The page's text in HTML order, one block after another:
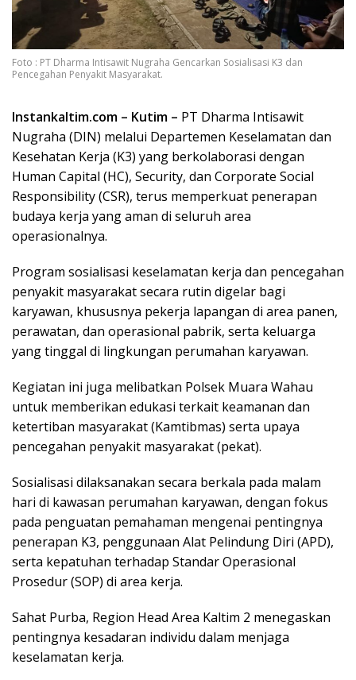
Foto : PT Dharma Intisawit Nugraha Gencarkan Sosialisasi K3 dan
Pencegahan Penyakit Masyarakat.
Instankaltim.com – Kutim – PT Dharma Intisawit
Nugraha (DIN) melalui Departemen Keselamatan dan
Kesehatan Kerja (K3) yang berkolaborasi dengan
Human Capital (HC), Security, dan Corporate Social
Responsibility (CSR), terus memperkuat penerapan
budaya kerja yang aman di seluruh area
operasionalnya.
Program sosialisasi keselamatan kerja dan pencegahan
penyakit masyarakat secara rutin digelar bagi
karyawan, khususnya pekerja lapangan di area panen,
perawatan, dan operasional pabrik, serta keluarga
yang tinggal di lingkungan perumahan karyawan.
Kegiatan ini juga melibatkan Polsek Muara Wahau
untuk memberikan edukasi terkait keamanan dan
ketertiban masyarakat (Kamtibmas) serta upaya
pencegahan penyakit masyarakat (pekat).
Sosialisasi dilaksanakan secara berkala pada malam
hari di kawasan perumahan karyawan, dengan fokus
pada penguatan pemahaman mengenai pentingnya
penerapan K3, penggunaan Alat Pelindung Diri (APD),
serta kepatuhan terhadap Standar Operasional
Prosedur (SOP) di area kerja.
Sahat Purba, Region Head Area Kaltim 2 menegaskan
pentingnya kesadaran individu dalam menjaga
keselamatan kerja.